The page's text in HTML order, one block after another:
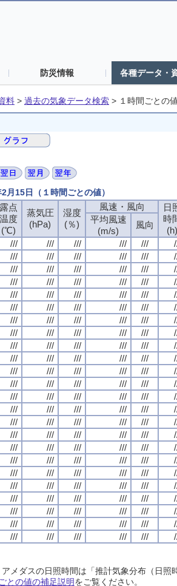
防災情報 各種データ・
料 > 過去の気象データ検索 > １時間ごとの
15日（１時間ごとの値）
露点
温度
(℃)
蒸気圧
(hPa)
湿度
(％)
風速・風向
日
時
(h)
平均風速
(m/s)
風向
/// /// /// /// ///
/// /// /// /// ///
/// /// /// /// ///
/// /// /// /// ///
/// /// /// /// ///
/// /// /// /// ///
/// /// /// /// ///
/// /// /// /// ///
/// /// /// /// ///
/// /// /// /// ///
/// /// /// /// ///
/// /// /// /// ///
/// /// /// /// ///
/// /// /// /// ///
/// /// /// /// ///
/// /// /// /// ///
/// /// /// /// ///
/// /// /// /// ///
/// /// /// /// ///
/// /// /// /// ///
/// /// /// /// ///
/// /// /// /// ///
/// /// /// /// ///
/// /// /// /// ///
メダスの日照時間は「推計気象分布（日
との値の補足説明をご覧ください。